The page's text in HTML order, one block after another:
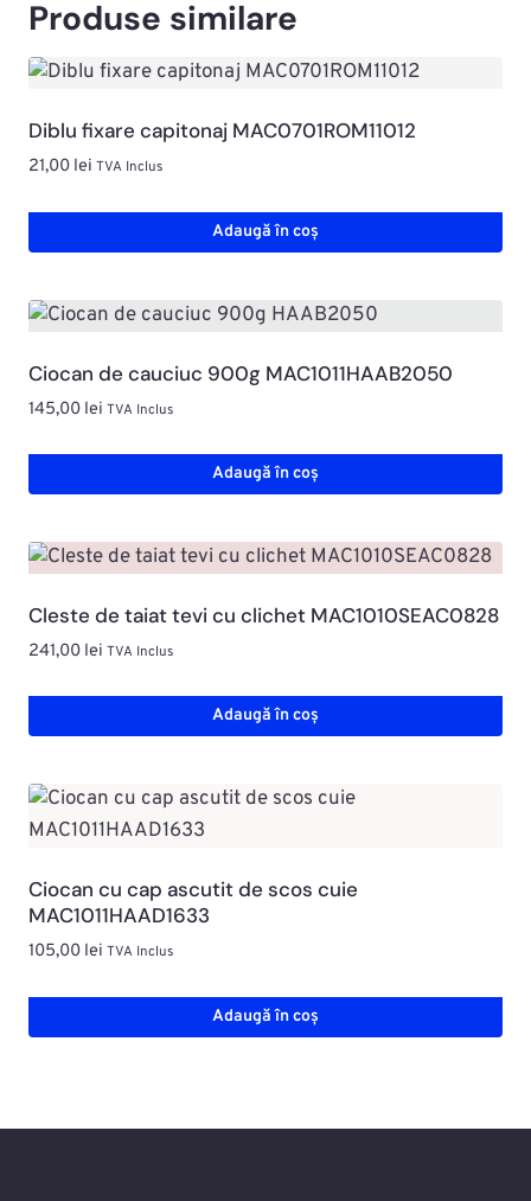
Produse similare
Diblu fixare capitonaj MAC0701ROM11012
21,00 lei TVA Inclus
Adaugă în coș
Ciocan de cauciuc 900g MAC1011HAAB2050
145,00 lei TVA Inclus
Adaugă în coș
Cleste de taiat tevi cu clichet MAC1010SEAC0828
241,00 lei TVA Inclus
Adaugă în coș
Ciocan cu cap ascutit de scos cuie
MAC1011HAAD1633
105,00 lei TVA Inclus
Adaugă în coș